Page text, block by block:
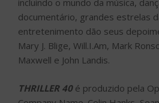
incluindo o mundo da música,
documentário, grandes estrelas
entretenimento dão seus
Mary J. Blige, Will.I.Am, Mark
Maxwell e John Landis.
THRILLER 40é produzido pela